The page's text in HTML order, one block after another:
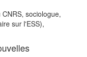
sociologue,
sur l'ESS),